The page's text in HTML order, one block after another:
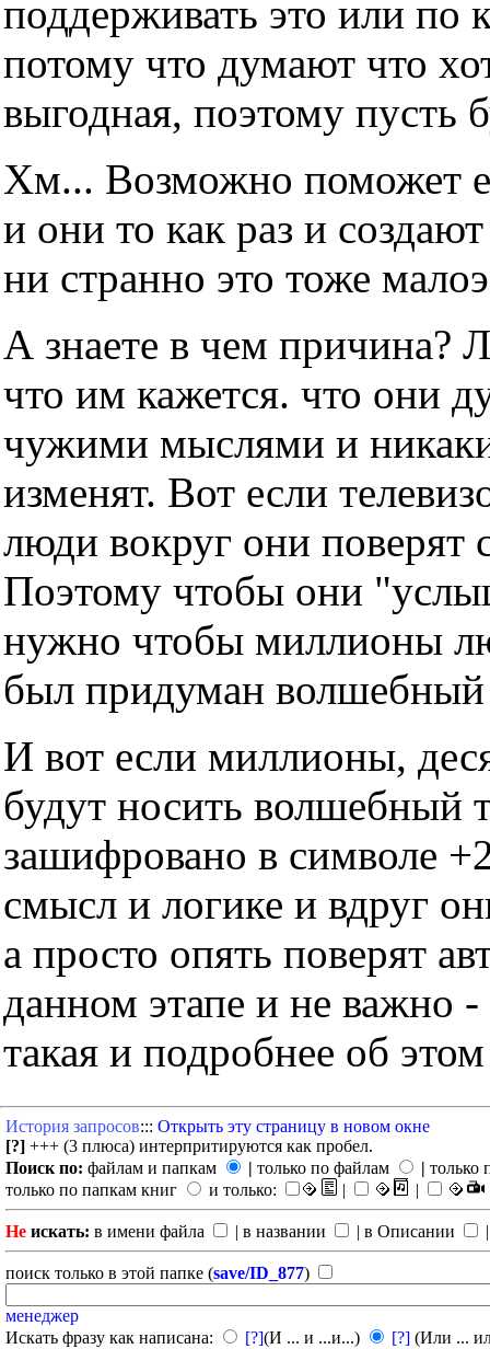
поддерживать это или по
потому что думают что
выгодная, поэтому пусть
Хм... Возможно поможет
и они то как раз и
ни странно это тоже
А знаете в чем причина?
что им кажется. что они
чужими мыслями и
изменят. Вот если
люди вокруг они поверят
Поэтому чтобы они
нужно чтобы миллионы
был придуман волшебный
И вот если миллионы,
будут носить волшебный
зашифровано в символе
смысл и логике и вдруг
а просто опять поверят
данном этапе и не важно
такая и подробнее об
История запросов::: Открыть эту страницу в новом окне
[?] +++ (3 плюса) интерпритируются как пробел.
Поиск по: файлам и папкам | только по файлам | только
только по папкам книг
и только: | |
Не искать: в имени файла | в названии | в Описании
поиск только в этой папке (save/ID_877)
менеджер
Искать фразу как написана:
[?](И ... и ...и...) [?] (Или ...